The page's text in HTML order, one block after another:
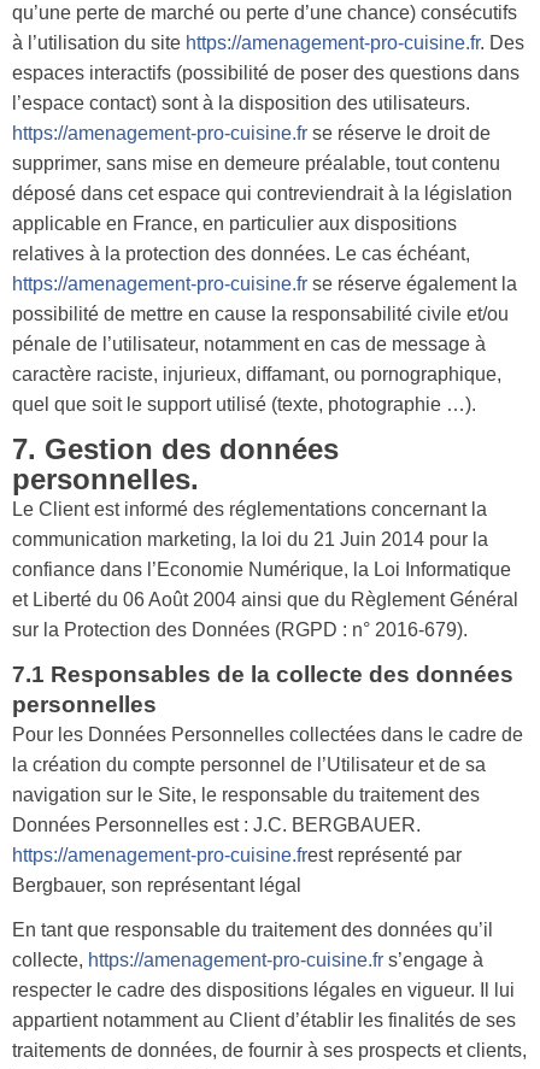
qu’une perte de marché ou perte d’une chance) consécutifs
à l’utilisation du site https://amenagement-pro-cuisine.fr. Des
espaces interactifs (possibilité de poser des questions dans
l’espace contact) sont à la disposition des utilisateurs.
https://amenagement-pro-cuisine.fr se réserve le droit de
supprimer, sans mise en demeure préalable, tout contenu
déposé dans cet espace qui contreviendrait à la législation
applicable en France, en particulier aux dispositions
relatives à la protection des données. Le cas échéant,
https://amenagement-pro-cuisine.fr se réserve également la
possibilité de mettre en cause la responsabilité civile et/ou
pénale de l’utilisateur, notamment en cas de message à
caractère raciste, injurieux, diffamant, ou pornographique,
quel que soit le support utilisé (texte, photographie …).
7. Gestion des données
personnelles.
Le Client est informé des réglementations concernant la
communication marketing, la loi du 21 Juin 2014 pour la
confiance dans l’Economie Numérique, la Loi Informatique
et Liberté du 06 Août 2004 ainsi que du Règlement Général
sur la Protection des Données (RGPD : n° 2016-679).
7.1 Responsables de la collecte des données
personnelles
Pour les Données Personnelles collectées dans le cadre de
la création du compte personnel de l’Utilisateur et de sa
navigation sur le Site, le responsable du traitement des
Données Personnelles est : J.C. BERGBAUER.
https://amenagement-pro-cuisine.frest représenté par
Bergbauer, son représentant légal
En tant que responsable du traitement des données qu’il
collecte, https://amenagement-pro-cuisine.fr s’engage à
respecter le cadre des dispositions légales en vigueur. Il lui
appartient notamment au Client d’établir les finalités de ses
traitements de données, de fournir à ses prospects et clients,